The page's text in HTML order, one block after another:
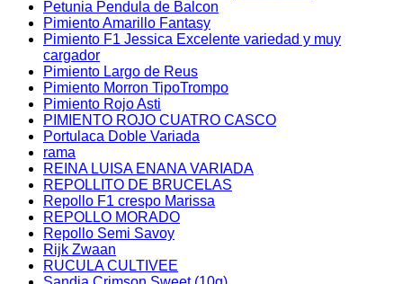
Petunia Pendula de Balcon
Pimiento Amarillo Fantasy
Pimiento F1 Jessica Excelente variedad y muy
cargador
Pimiento Largo de Reus
Pimiento Morron TipoTrompo
Pimiento Rojo Asti
PIMIENTO ROJO CUATRO CASCO
Portulaca Doble Variada
rama
REINA LUISA ENANA VARIADA
REPOLLITO DE BRUCELAS
Repollo F1 crespo Marissa
REPOLLO MORADO
Repollo Semi Savoy
Rijk Zwaan
RUCULA CULTIVEE